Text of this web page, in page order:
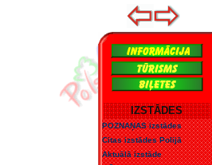
IZSTĀDES
POZNAŅAS izstādes
Citas izstādes Polijā
Aktuālā izstāde